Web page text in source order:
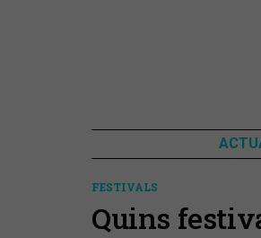
FESTIVALS
Quins